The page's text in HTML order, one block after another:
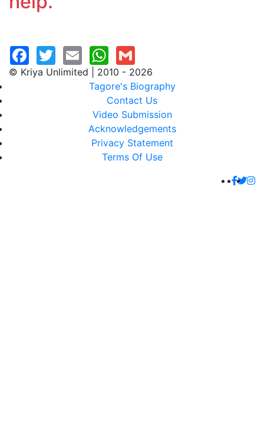
© Kriya Unlimited | 2010 - 2026
Tagore's Biography
Contact Us
Video Submission
Acknowledgements
Privacy Statement
Terms Of Use